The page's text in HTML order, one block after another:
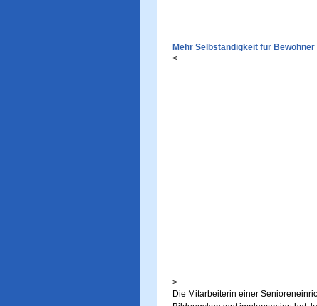
Mehr Selbständigkeit für
<
>
Die Mitarbeiterin einer